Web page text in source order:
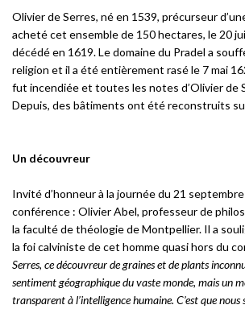
Olivier de Serres, né en 1539, précurseur
acheté cet ensemble de 150 hectares, le 20
décédé en 1619. Le domaine du Pradel a
religion et il a été entièrement rasé le 7 mai
fut incendiée et toutes les notes d’Olivier de
Depuis, des bâtiments ont été reconstruits
Un découvreur
Invité d’honneur à la journée du 21
conférence : Olivier Abel, professeur de
la faculté de théologie de Montpellier. Il a
la foi calviniste de cet homme quasi hors du
Serres, ce découvreur de graines et de plants
sentiment géographique du vaste monde, mais un
transparent à l’intelligence humaine. C’est que